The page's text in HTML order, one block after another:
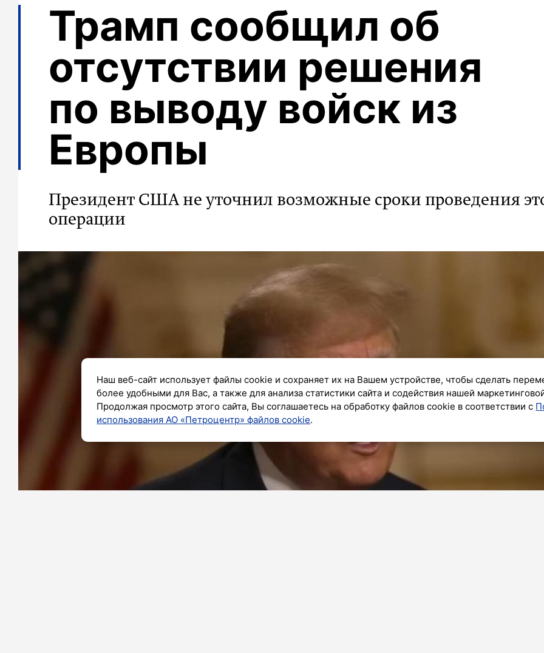
Трамп сообщил об
отсутствии решения
по выводу войск из
Европы
Президент США не уточнил возможные сроки проведения
операции
Наш веб-сайт использует файлы cookie и сохраняет их на Вашем устройстве, чтобы сделать
более удобными для Вас, а также для анализа статистики сайта и содействия нашей
Продолжая просмотр этого сайта, Вы соглашаетесь на обработку файлов cookie в соответствии с
использования АО «Петроцентр» файлов cookie.